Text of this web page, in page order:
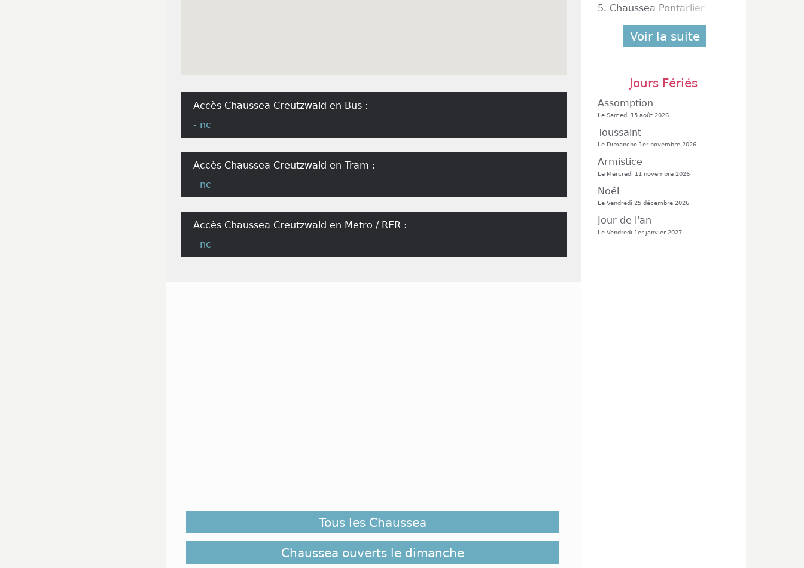
Accès Chaussea Creutzwald en Bus :
- nc
Accès Chaussea Creutzwald en Tram :
- nc
Accès Chaussea Creutzwald en Metro / RER :
- nc
Tous les Chaussea
Chaussea ouverts le dimanche
5. Chaussea Pontarlier
Voir la suite
Jours Fériés
Assomption
Le Samedi 15 août 2026
Toussaint
Le Dimanche 1er novembre 2026
Armistice
Le Mercredi 11 novembre 2026
Noël
Le Vendredi 25 décembre 2026
Jour de l'an
Le Vendredi 1er janvier 2027